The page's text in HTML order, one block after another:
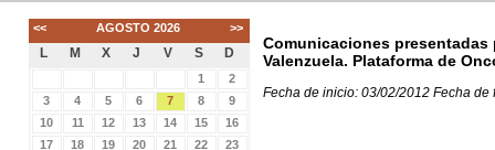
<< AGOSTO 2026 >>
L M X J V S D
1
2
3
4 5 6 7 8
9
10
11 12 13 14 15
16
17
18 19 20 21 22
23
Comunicaciones presentadas
Valenzuela. Plataforma de
Fecha de inicio: 03/02/2012 Fecha de